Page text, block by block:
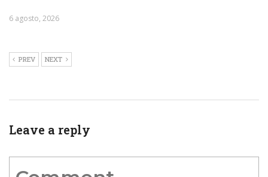
6 agosto, 2026
PREV NEXT
Leave a reply